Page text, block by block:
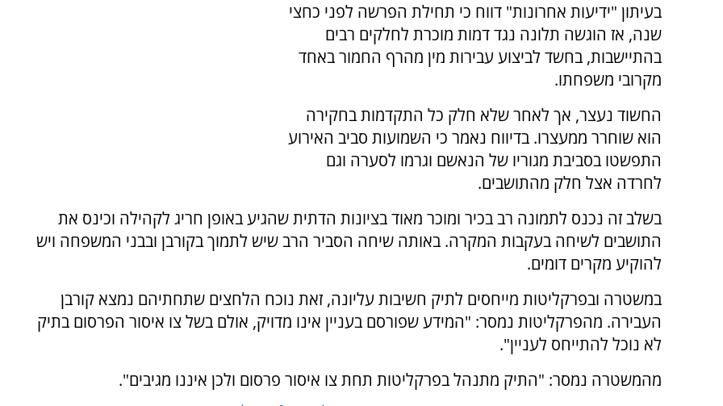
בעיתון "ידיעות אחרונות" דווח כי תחילת הפרשה לפני כחצי
שנה, אז הוגשה תלונה נגד דמות מוכרת לחלקים רבים
בהתיישבות, בחשד לביצוע עבירות מין מהרף החמור באחד
מקרובי משפחתו.
החשוד נעצר, אך לאחר שלא חלק כל התקדמות בחקירה
הוא שוחרר ממעצרו. בדיווח נאמר כי השמועות סביב האירוע
התפשטו בסביבת מגוריו של הנאשם וגרמו לסערה וגם
לחרדה אצל חלק מהתושבים.
בשלב זה נכנס לתמונה רב בכיר ומוכר מאוד בציונות הדתית שהגיע באופן חריג לקהילה וכינס את
התושבים לשיחה בעקבות המקרה. באותה שיחה הסביר הרב שיש לתמוך בקורבן ובבני המשפחה ויש
להוקיע מקרים דומים.
במשטרה ובפרקליטות מייחסים לתיק חשיבות עליונה, זאת נוכח הלחצים שתחתיהם נמצא קורבן
העבירה. מהפרקליטות נמסר: "המידע שפורסם בעניין אינו מדויק, אולם בשל צו איסור הפרסום בתיק
לא נוכל להתייחס לעניין".
מהמשטרה נמסר: "התיק מתנהל בפרקליטות תחת צו איסור פרסום ולכן איננו מגיבים".